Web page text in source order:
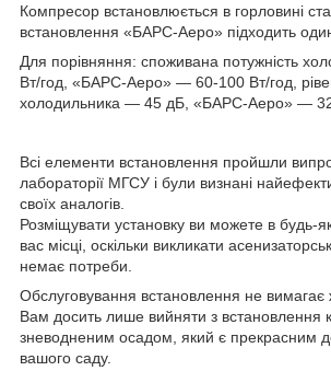
Компресор встановлюється в горловині
встановлення «БАРС-Аеро» підходить
Для порівняння: споживана потужність
Вт/год, «БАРС-Аеро» — 60-100 Вт/год,
холодильника — 45 дБ, «БАРС-Аеро» —
Всі елементи встановлення пройшли
лабораторії МГСУ і були визнані
своїх аналогів.
Розміщувати установку ви можете в будь-
вас місці, оскільки викликати
немає потреби.
Обслуговування встановлення не вимагає
Вам досить лише вийняти з встановлення
зневодненим осадом, який є прекрасним
вашого саду.